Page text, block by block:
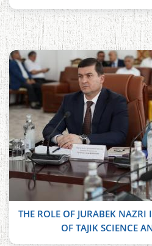
THE ROLE OF JURABEK NAZRI
OF TAJIK SCIENCE